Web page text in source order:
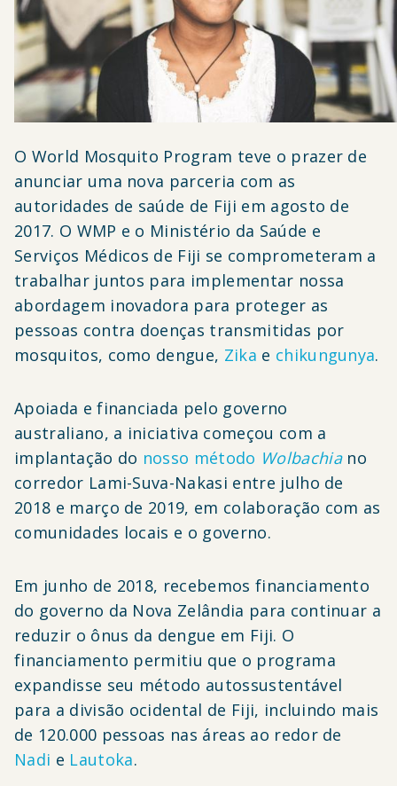
O World Mosquito Program teve o prazer de
anunciar uma nova parceria com as
autoridades de saúde de Fiji em agosto de
2017. O WMP e o Ministério da Saúde e
Serviços Médicos de Fiji se comprometeram a
trabalhar juntos para implementar nossa
abordagem inovadora para proteger as
pessoas contra doenças transmitidas por
mosquitos, como dengue, Zika e chikungunya.
Apoiada e financiada pelo governo
australiano, a iniciativa começou com a
implantação do nosso método Wolbachia no
corredor Lami-Suva-Nakasi entre julho de
2018 e março de 2019, em colaboração com as
comunidades locais e o governo.
Em junho de 2018, recebemos financiamento
do governo da Nova Zelândia para continuar a
reduzir o ônus da dengue em Fiji. O
financiamento permitiu que o programa
expandisse seu método autossustentável
para a divisão ocidental de Fiji, incluindo mais
de 120.000 pessoas nas áreas ao redor de
Nadi e Lautoka.